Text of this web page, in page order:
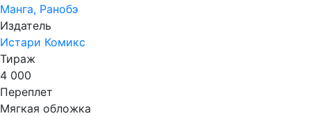
Манга, Ранобэ
Издатель
Истари Комикс
Тираж
4 000
Переплет
Мягкая обложка